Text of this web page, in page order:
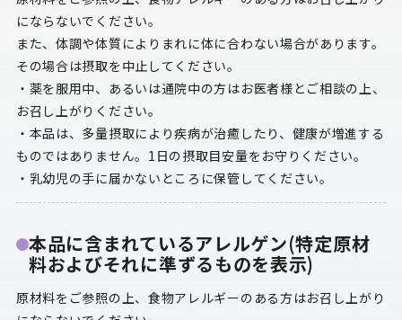
にならないでください。
また、体調や体質によりまれに体に合わない場合があります。
その場合は摂取を中止してください。
・薬を服用中、あるいは通院中の方はお医者様とご相談の上、
お召し上がりください。
・本品は、多量摂取により疾病が治癒したり、健康が増進する
ものではありません。1日の摂取目安量をお守りください。
・乳幼児の手に届かないところに保管してください。
本品に含まれているアレルゲン(特定原材
料およびそれに準ずるものを表示)
原材料をご参照の上、食物アレルギーのある方はお召し上がり